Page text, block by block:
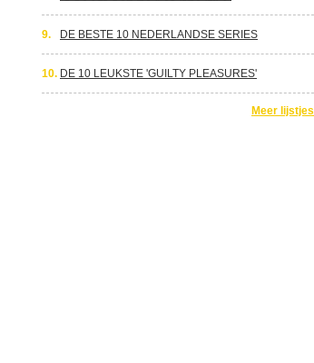
9. DE BESTE 10 NEDERLANDSE SERIES
10. DE 10 LEUKSTE 'GUILTY PLEASURES'
Meer lijstjes